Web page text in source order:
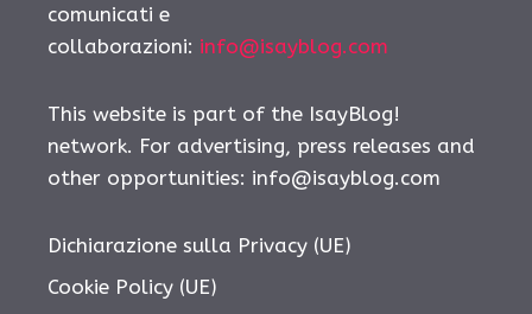
comunicati e
collaborazioni: info@isayblog.com
This website is part of the IsayBlog!
network. For advertising, press releases and
other opportunities: info@isayblog.com
Dichiarazione sulla Privacy (UE)
Cookie Policy (UE)